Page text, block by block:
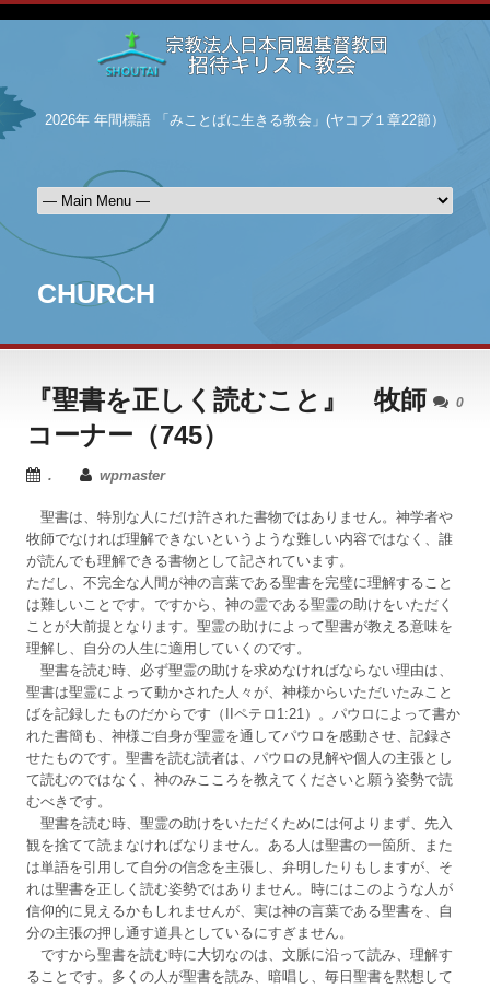
2026年 年間標語 「みことばに生きる教会」(ヤコブ１章22節）
CHURCH
0
『聖書を正しく読むこと』 牧師
コーナー（745）
. wpmaster
聖書は、特別な人にだけ許された書物ではありません。神学者や
牧師でなければ理解できないというような難しい内容ではなく、誰
が読んでも理解できる書物として記されています。
ただし、不完全な人間が神の言葉である聖書を完璧に理解すること
は難しいことです。ですから、神の霊である聖霊の助けをいただく
ことが大前提となります。聖霊の助けによって聖書が教える意味を
理解し、自分の人生に適用していくのです。
聖書を読む時、必ず聖霊の助けを求めなければならない理由は、
聖書は聖霊によって動かされた人々が、神様からいただいたみこと
ばを記録したものだからです（IIペテロ1:21）。パウロによって書か
れた書簡も、神様ご自身が聖霊を通してパウロを感動させ、記録さ
せたものです。聖書を読む読者は、パウロの見解や個人の主張とし
て読むのではなく、神のみこころを教えてくださいと願う姿勢で読
むべきです。
聖書を読む時、聖霊の助けをいただくためには何よりまず、先入
観を捨てて読まなければなりません。ある人は聖書の一箇所、また
は単語を引用して自分の信念を主張し、弁明したりもしますが、そ
れは聖書を正しく読む姿勢ではありません。時にはこのような人が
信仰的に見えるかもしれませんが、実は神の言葉である聖書を、自
分の主張の押し通す道具としているにすぎません。
ですから聖書を読む時に大切なのは、文脈に沿って読み、理解す
ることです。多くの人が聖書を読み、暗唱し、毎日聖書を黙想して